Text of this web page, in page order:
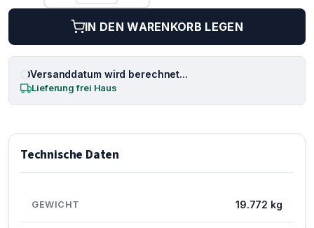
IN DEN WARENKORB LEGEN
Versanddatum wird berechnet...
Lieferung frei Haus
Technische Daten
GEWICHT 19.772 kg